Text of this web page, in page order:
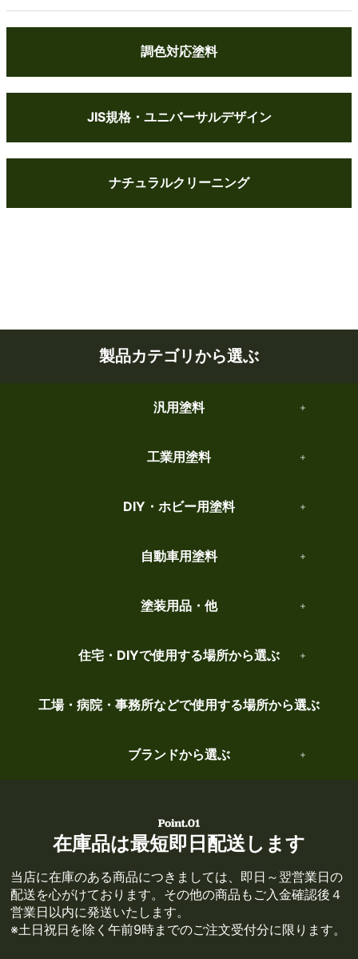
調色対応塗料
JIS規格・ユニバーサルデザイン
ナチュラルクリーニング
製品カテゴリから選ぶ
汎用塗料
工業用塗料
DIY・ホビー用塗料
自動車用塗料
塗装用品・他
住宅・DIYで使用する場所から選ぶ
工場・病院・事務所などで使用する場所から選ぶ
ブランドから選ぶ
在庫品は最短即日配送します
当店に在庫のある商品につきましては、即日～翌営業日の
配送を心がけております。その他の商品もご入金確認後４
営業日以内に発送いたします。
※土日祝日を除く午前9時までのご注文受付分に限ります。